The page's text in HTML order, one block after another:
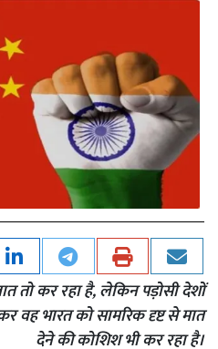
तो कर रहा है, लेकिन पड़ोसी देशों
वह भारत को सामरिक दृष्ट से मात
देने की कोशिश भी कर रहा है।